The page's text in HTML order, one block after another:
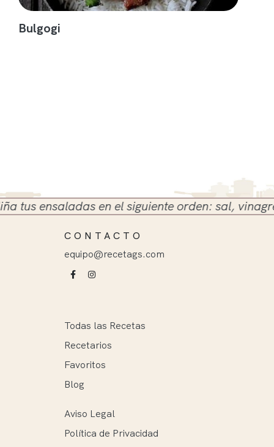
Bulgogi
ensaladas en el siguiente orden: sal, vinagre y
CONTACTO
equipo@recetags.com
Todas las Recetas
Recetarios
Favoritos
Blog
Aviso Legal
Política de Privacidad